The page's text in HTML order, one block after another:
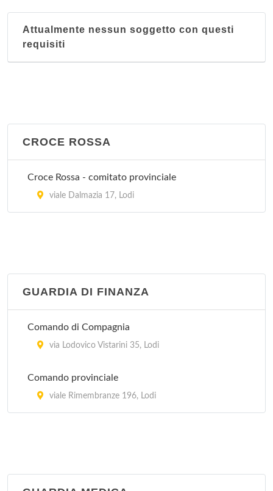
Attualmente nessun soggetto con questi
requisiti
CROCE ROSSA
Croce Rossa - comitato provinciale
viale Dalmazia 17, Lodi
GUARDIA DI FINANZA
Comando di Compagnia
via Lodovico Vistarini 35, Lodi
Comando provinciale
viale Rimembranze 196, Lodi